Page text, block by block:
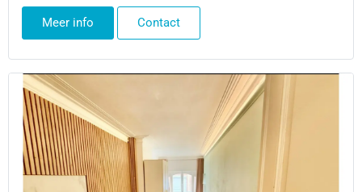
Meer info Contact